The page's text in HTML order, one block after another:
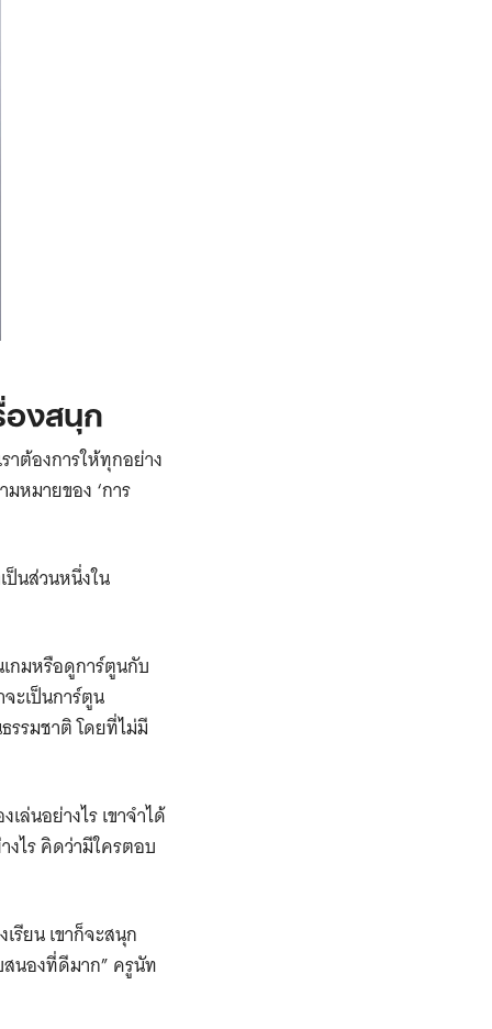
องสนุก
าต้องการให้ทุกอย่าง
หมายของ ‘การ
ป็นส่วนหนึ่งใน
กมหรือดูการ์ตูนกับ
จะเป็นการ์ตูน
รรมชาติ โดยที่ไม่มี
ล่นอย่างไร เขาจำได้
ไร คิดว่ามีใครตอบ
รียน เขาก็จะสนุก
นองที่ดีมาก” ครูนัท